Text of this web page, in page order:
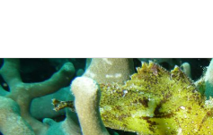
Zum
Inhalt
springen